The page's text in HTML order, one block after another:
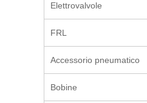
Elettrovalvole
FRL
Accessorio pneumatico
Bobine